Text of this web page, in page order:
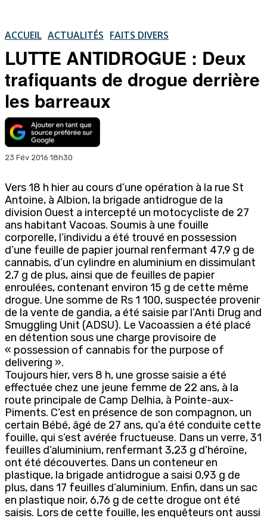
ACCUEIL ACTUALITÉS FAITS DIVERS
LUTTE ANTIDROGUE : Deux
trafiquants de drogue derrière
les barreaux
23 Fév 2016 18h30
Vers 18 h hier au cours d’une opération à la rue St
Antoine, à Albion, la brigade antidrogue de la
division Ouest a intercepté un motocycliste de 27
ans habitant Vacoas. Soumis à une fouille
corporelle, l’individu a été trouvé en possession
d’une feuille de papier journal renfermant 47,9 g de
cannabis, d’un cylindre en aluminium en dissimulant
2,7 g de plus, ainsi que de feuilles de papier
enroulées, contenant environ 15 g de cette même
drogue. Une somme de Rs 1 100, suspectée provenir
de la vente de gandia, a été saisie par l’Anti Drug and
Smuggling Unit (ADSU). Le Vacoassien a été placé
en détention sous une charge provisoire de
« possession of cannabis for the purpose of
delivering ».
Toujours hier, vers 8 h, une grosse saisie a été
effectuée chez une jeune femme de 22 ans, à la
route principale de Camp Delhia, à Pointe-aux-
Piments. C’est en présence de son compagnon, un
certain Bébé, âgé de 27 ans, qu’a été conduite cette
fouille, qui s’est avérée fructueuse. Dans un verre, 31
feuilles d’aluminium, renfermant 3,23 g d’héroïne,
ont été découvertes. Dans un conteneur en
plastique, la brigade antidrogue a saisi 0,93 g de
plus, dans 17 feuilles d’aluminium. Enfin, dans un sac
en plastique noir, 6,76 g de cette drogue ont été
saisis. Lors de cette fouille, les enquêteurs ont aussi